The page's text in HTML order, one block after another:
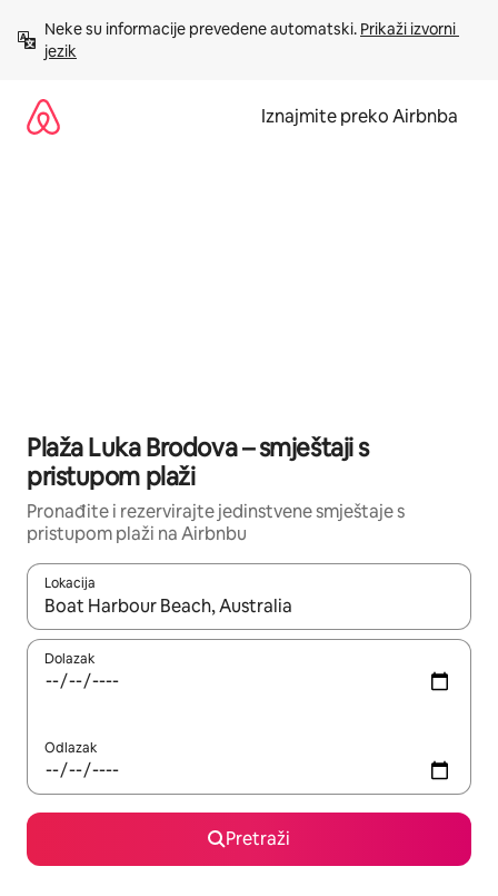
sadržaj
Neke su informacije prevedene automatski. Prikaži izvorni
jezik
Iznajmite preko Airbnba
Plaža Luka Brodova – smještaji s
pristupom plaži
Pronađite i rezervirajte jedinstvene smještaje s
pristupom plaži na Airbnbu
Lokacija
Kada budu dostupni rezultati, moći ćete ih pregledati
Dolazak
Odlazak
Pretraži